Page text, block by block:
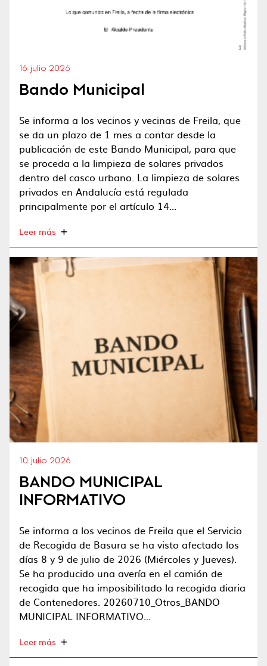
16 julio 2026
Bando Municipal
Se informa a los vecinos y vecinas de Freila, que
se da un plazo de 1 mes a contar desde la
publicación de este Bando Municipal, para que
se proceda a la limpieza de solares privados
dentro del casco urbano. La limpieza de solares
privados en Andalucía está regulada
principalmente por el artículo 14...
Leer más
10 julio 2026
BANDO MUNICIPAL
INFORMATIVO
Se informa a los vecinos de Freila que el Servicio
de Recogida de Basura se ha visto afectado los
días 8 y 9 de julio de 2026 (Miércoles y Jueves).
Se ha producido una avería en el camión de
recogida que ha imposibilitado la recogida diaria
de Contenedores. 20260710_Otros_BANDO
MUNICIPAL INFORMATIVO...
Leer más